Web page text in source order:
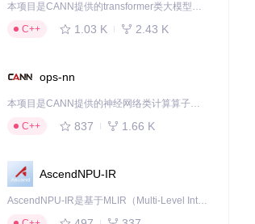
本项目是CANN提供的transformer类大模型算子库，实现网络在NPU上加速计算。
C++
1.03 K 2.43 K
ops-nn
本项目是CANN提供的神经网络类计算算子库，实现网络在NPU上加速计算。
C++
837 1.66 K
AscendNPU-IR
AscendNPU-IR是基于MLIR（Multi-Level Intermediate Representation）构建的，面向昇腾亲和算子编译时使用的中间表示，提供昇腾完备表达能力，通过编译优化提升昇腾AI处理器计算效率，支持通过生态框架使能昇腾AI处理器与深度调优